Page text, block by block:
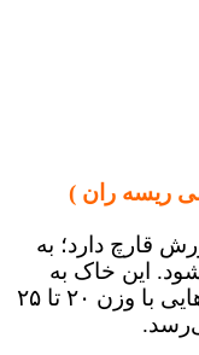
ریسه‌ ران )
قارچ دارد؛ به
شود. این خاک به
صورت کاملا طبیعی تولید و با کیسه‌هایی با وزن ۲۰ تا ۲۵